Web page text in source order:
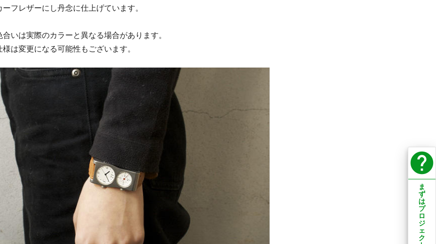
フレザーにし丹念に仕上げています。
合いは実際のカラーと異なる場合があります。
様は変更になる可能性もございます。
help
ま
ず
は
プ
ロ
ジ
ェ
ク